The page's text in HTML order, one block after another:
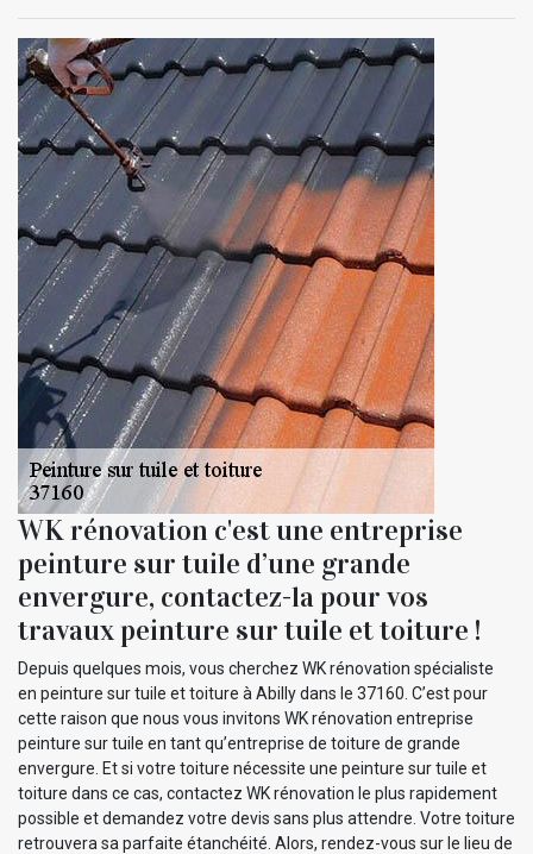
WK rénovation c'est une entreprise
peinture sur tuile d’une grande
envergure, contactez-la pour vos
travaux peinture sur tuile et toiture !
Depuis quelques mois, vous cherchez WK rénovation spécialiste
en peinture sur tuile et toiture à Abilly dans le 37160. C’est pour
cette raison que nous vous invitons WK rénovation entreprise
peinture sur tuile en tant qu’entreprise de toiture de grande
envergure. Et si votre toiture nécessite une peinture sur tuile et
toiture dans ce cas, contactez WK rénovation le plus rapidement
possible et demandez votre devis sans plus attendre. Votre toiture
retrouvera sa parfaite étanchéité. Alors, rendez-vous sur le lieu de